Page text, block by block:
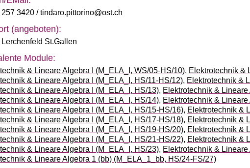
3420 / tindaro.pittorino@ost.ch
(angeboten):
Lerchenfeld St.Gallen
Module:
& Lineare Algebra I (M_ELA_I, WS/05-HS/10), Elektrotechnik &
& Lineare Algebra I (M_ELA_I, HS/11-HS/12), Elektrotechnik &
& Lineare Algebra I (M_ELA_I, HS/13), Elektrotechnik &
& Lineare Algebra I (M_ELA_I, HS/14), Elektrotechnik &
& Lineare Algebra I (M_ELA_I, HS/15-HS/16), Elektrotechnik &
& Lineare Algebra I (M_ELA_I, HS/17-HS/18), Elektrotechnik &
& Lineare Algebra I (M_ELA_I, HS/19-HS/20), Elektrotechnik &
& Lineare Algebra I (M_ELA_I, HS/21-HS/22), Elektrotechnik &
& Lineare Algebra I (M_ELA_I, HS/23), Elektrotechnik &
& Lineare Algebra 1 (bb) (M_ELA_1_bb, HS/24-FS/27)